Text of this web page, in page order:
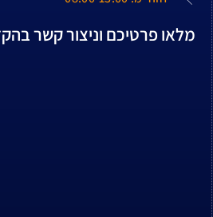
מלאו פרטיכם וניצור קשר